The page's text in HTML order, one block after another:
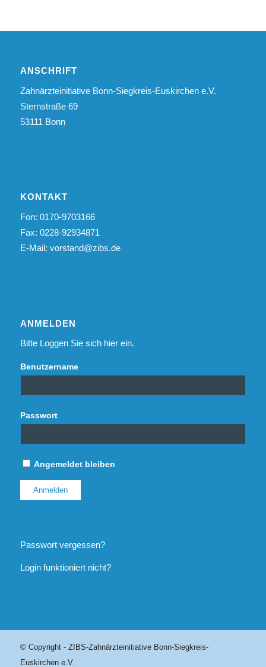
ANSCHRIFT
Zahnärzteinitiative Bonn-Siegkreis-Euskirchen e.V.
Sternstraße 69
53111 Bonn
KONTAKT
Fon: 0170-9703166
Fax: 0228-92934871
E-Mail: vorstand@zibs.de
ANMELDEN
Bitte Loggen Sie sich hier ein.
Benutzername
Passwort
Angemeldet bleiben
Passwort vergessen?
Login funktioniert nicht?
© Copyright - ZIBS-Zahnärzteinitiative Bonn-Siegkreis-
Euskirchen e.V.